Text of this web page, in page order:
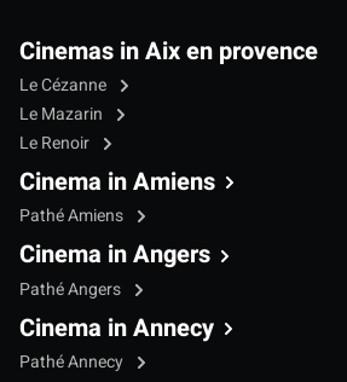
Cinemas in Aix en provence
Le Cézanne
Le Mazarin
Le Renoir
Cinema in Amiens
Pathé Amiens
Cinema in Angers
Pathé Angers
Cinema in Annecy
Pathé Annecy